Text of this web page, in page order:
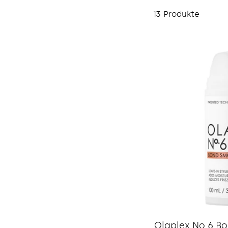
13 Produkte
Olaplex No.6